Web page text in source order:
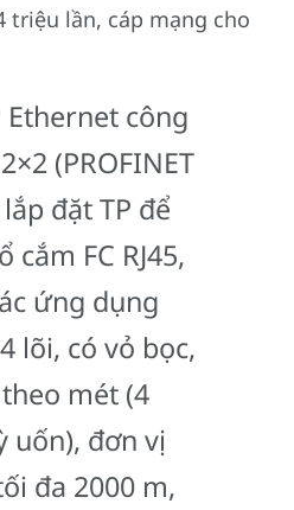
triệu lần, cáp mạng cho
Ethernet công
(PROFINET
đặt TP để
cắm FC RJ45,
ứng dụng
lõi, có vỏ bọc,
mét (4
uốn), đơn vị
đa 2000 m,